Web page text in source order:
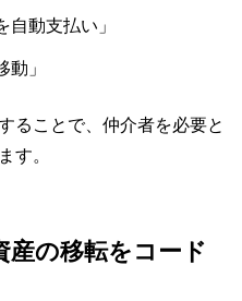
自動支払い」
動」
ることで、仲介者を必要と
す。
産の移転をコード